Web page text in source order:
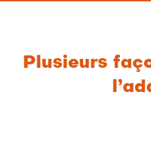
Plusieurs